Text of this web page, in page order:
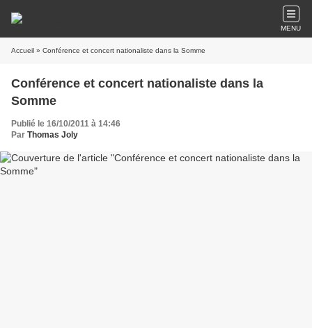
MENU
Accueil » Conférence et concert nationaliste dans la Somme
Conférence et concert nationaliste dans la
Somme
Publié le 16/10/2011 à 14:46
Par Thomas Joly